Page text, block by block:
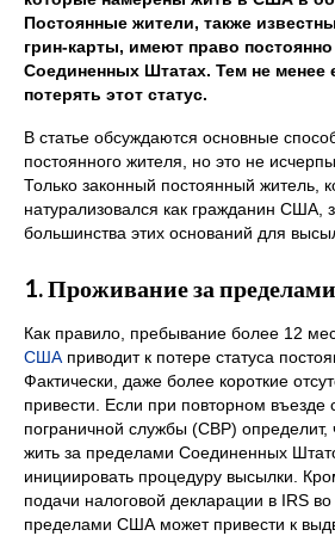
Постоянные жители, также
грин-карты, имеют право
Соединенных Штатах. Тем не менее
потерять этот статус.
В статье обсуждаются основные
постоянного жителя, но это не
Только законный постоянный житель,
натурализовался как гражданин США,
большинства этих оснований для
1. Проживание за
Как правило, пребывание более 12
США приводит к потере статуса
Фактически, даже более короткие
привести. Если при повторном въезде
пограничной службы (CBP)
жить за пределами Соединенных
инициировать процедуру высылки.
подачи налоговой декларации в IRS
пределами США может привести к